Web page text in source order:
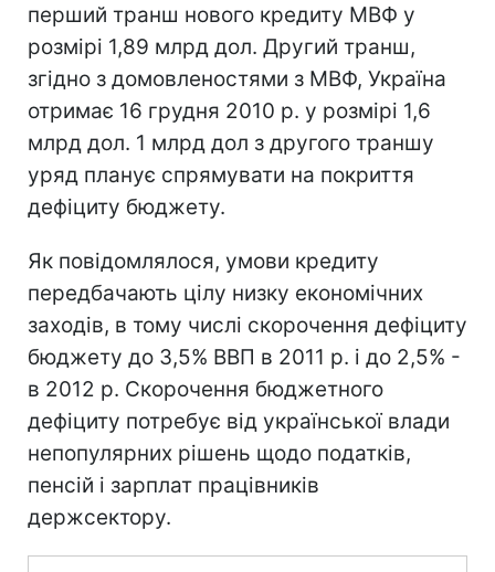
перший транш нового кредиту МВФ у
розмірі 1,89 млрд дол. Другий транш,
згідно з домовленостями з МВФ, Україна
отримає 16 грудня 2010 р. у розмірі 1,6
млрд дол. 1 млрд дол з другого траншу
уряд планує спрямувати на покриття
дефіциту бюджету.
Як повідомлялося, умови кредиту
передбачають цілу низку економічних
заходів, в тому числі скорочення дефіциту
бюджету до 3,5% ВВП в 2011 р. і до 2,5% -
в 2012 р. Скорочення бюджетного
дефіциту потребує від української влади
непопулярних рішень щодо податків,
пенсій і зарплат працівників
держсектору.